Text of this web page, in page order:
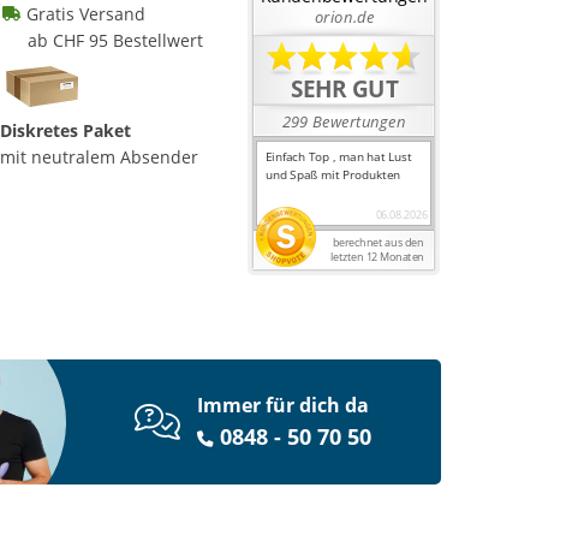
Gratis Versand
ab CHF 95 Bestellwert
Diskretes Paket
mit neutralem Absender
Immer für dich da
0848 - 50 70 50